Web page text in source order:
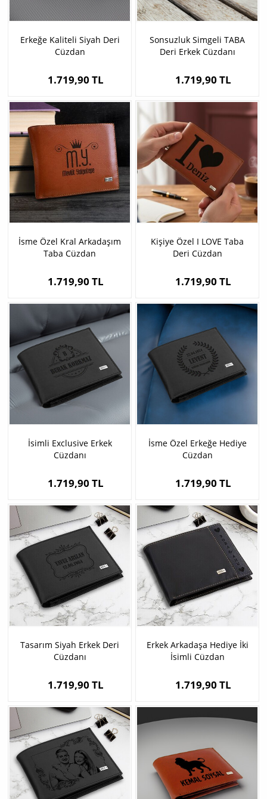
Erkeğe Kaliteli Siyah Deri
Cüzdan
1.719,90 TL
Sonsuzluk Simgeli TABA
Deri Erkek Cüzdanı
1.719,90 TL
İsme Özel Kral Arkadaşım
Taba Cüzdan
1.719,90 TL
Kişiye Özel I LOVE Taba
Deri Cüzdan
1.719,90 TL
İsimli Exclusive Erkek
Cüzdanı
1.719,90 TL
İsme Özel Erkeğe Hediye
Cüzdan
1.719,90 TL
Tasarım Siyah Erkek Deri
Cüzdanı
1.719,90 TL
Erkek Arkadaşa Hediye İki
İsimli Cüzdan
1.719,90 TL